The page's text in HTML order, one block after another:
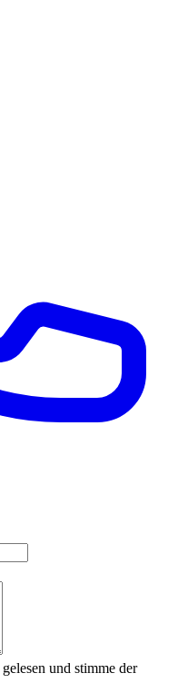
gelesen und stimme der